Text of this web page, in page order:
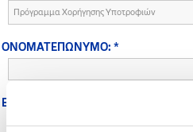
Πρόγραμμα Χορήγησης Υποτροφιών
ONOMATEΠΩΝΥΜΟ: *
ΕΠΩΝΥΜΙΑ ΦΟΡΕΑ: